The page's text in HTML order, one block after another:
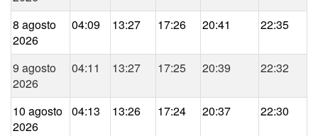
8 agosto
2026
04:09 13:27 17:26 20:41 22:35
9 agosto
2026
04:11 13:27 17:25 20:39 22:32
10 agosto
2026
04:13 13:26 17:24 20:37 22:30